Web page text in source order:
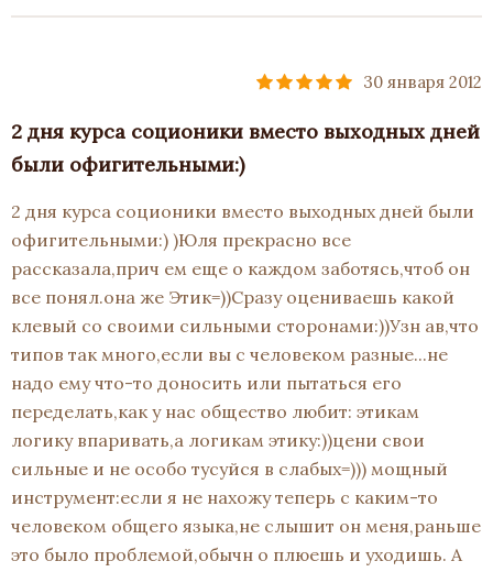
30 января 2012
2 дня курса соционики вместо выходных дней
были офигительными:)
2 дня курса соционики вместо выходных дней были
офигительными:) )Юля прекрасно все
рассказала,прич ем еще о каждом заботясь,чтоб он
все понял.она же Этик=))Сразу оцениваешь какой
клевый со своими сильными сторонами:))Узн ав,что
типов так много,если вы с человеком разные...не
надо ему что-то доносить или пытаться его
переделать,как у нас общество любит: этикам
логику впаривать,а логикам этику:))цени свои
сильные и не особо тусуйся в слабых=))) мощный
инструмент:если я не нахожу теперь с каким-то
человеком общего языка,не слышит он меня,раньше
это было проблемой,обычн о плюешь и уходишь. А